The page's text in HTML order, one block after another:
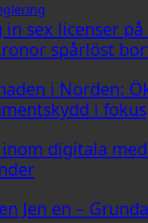
in sex licenser
spårlöst
i Norden:
i fokus
digitala
Jen en –